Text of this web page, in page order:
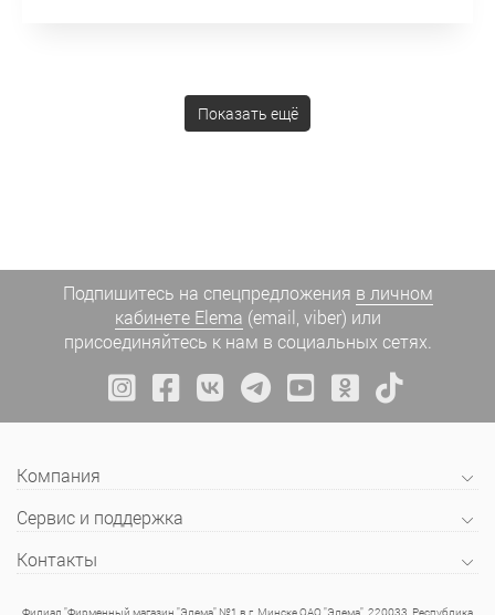
Показать ещё
Подпишитесь на спецпредложения в личном
кабинете Elema (email, viber) или
присоединяйтесь к нам в социальных сетях.
Компания
Сервис и поддержка
Контакты